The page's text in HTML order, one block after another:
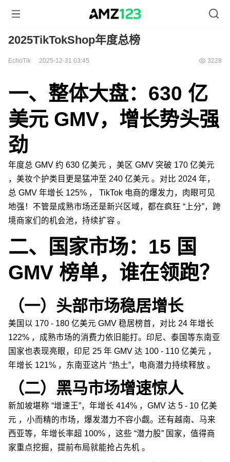
2025TikTokShop年度总榜
EchoTik 2025-12-31 03:45 3228
一、整体大盘：630 亿
美元 GMV，增长势头强
劲
年度总 GMV 约 630 亿美元 ，美区 GMV 突破 170 亿美元
，美妆个护类目更是猛冲至 240 亿美元 。对比 2024 年，
总 GMV 年增长 125% ， TikTok 电商的爆发力，肉眼可见
地强！不管是成熟市场还是新兴区域，都在疯狂 “上分”，跨
境商家们的机会池，持续扩容 。
二、国家市场：15 国
GMV 榜单，谁在领跑？
（一）头部市场稳居增长
美国以 170 - 180 亿美元 GMV 稳居榜首，对比 24 年增长
122% ，成熟市场的消费力依旧能打。印尼、泰国等东南亚
国家也表现亮眼，印尼 25 年 GMV 达 100 - 110 亿美元 ，
年增长 121% ，东南亚这片 “热土”，电商潜力持续释放 。
（二）黑马市场增速惊人
新加坡堪称 “增速王”，年增长 414% ，GMV 达 5 - 10 亿美
元 ，小而精的市场，爆发潜力不容小觑。还有越南、马来
西亚等，年增长率超 100% ，这些 “潜力股” 国家，值得商
家重点挖掘，提前布局就能抢占先机 。